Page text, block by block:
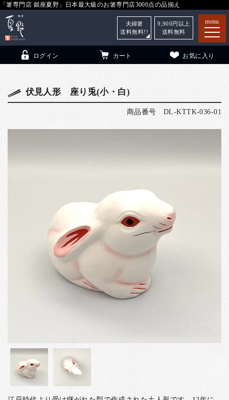
「箸専門店 銀座夏野」日本最大級のお箸専門店3000点の品揃え
menu
法人・飲食店のお客様
お客様の声
お問い合わせ
ログイン カート お気に入り
夫婦箸
送料無料!!
9,900 円以上
送料無料
伏見人形 座り兎(小・白)
商品番号 DL-KTTK-036-01